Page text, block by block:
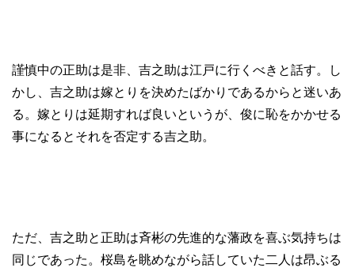
謹慎中の正助は是非、吉之助は江戸に行くべきと話す。し
かし、吉之助は嫁とりを決めたばかりであるからと迷いあ
る。嫁とりは延期すれば良いというが、俊に恥をかかせる
事になるとそれを否定する吉之助。
ただ、吉之助と正助は斉彬の先進的な藩政を喜ぶ気持ちは
同じであった。桜島を眺めながら話していた二人は昂ぶる